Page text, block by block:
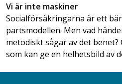
Vi är inte maskiner
Socialförsäkringarna är ett
partsmodellen. Men vad
metodiskt sågar av det
som kan ge en helhetsbild av